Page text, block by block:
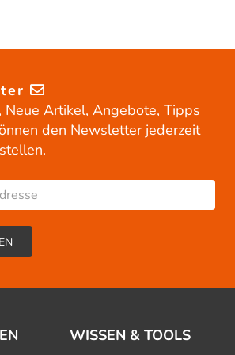
Neue Artikel, Angebote, Tipps
den Newsletter jederzeit
WISSEN & TOOLS